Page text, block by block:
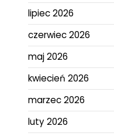
lipiec 2026
czerwiec 2026
maj 2026
kwiecień 2026
marzec 2026
luty 2026